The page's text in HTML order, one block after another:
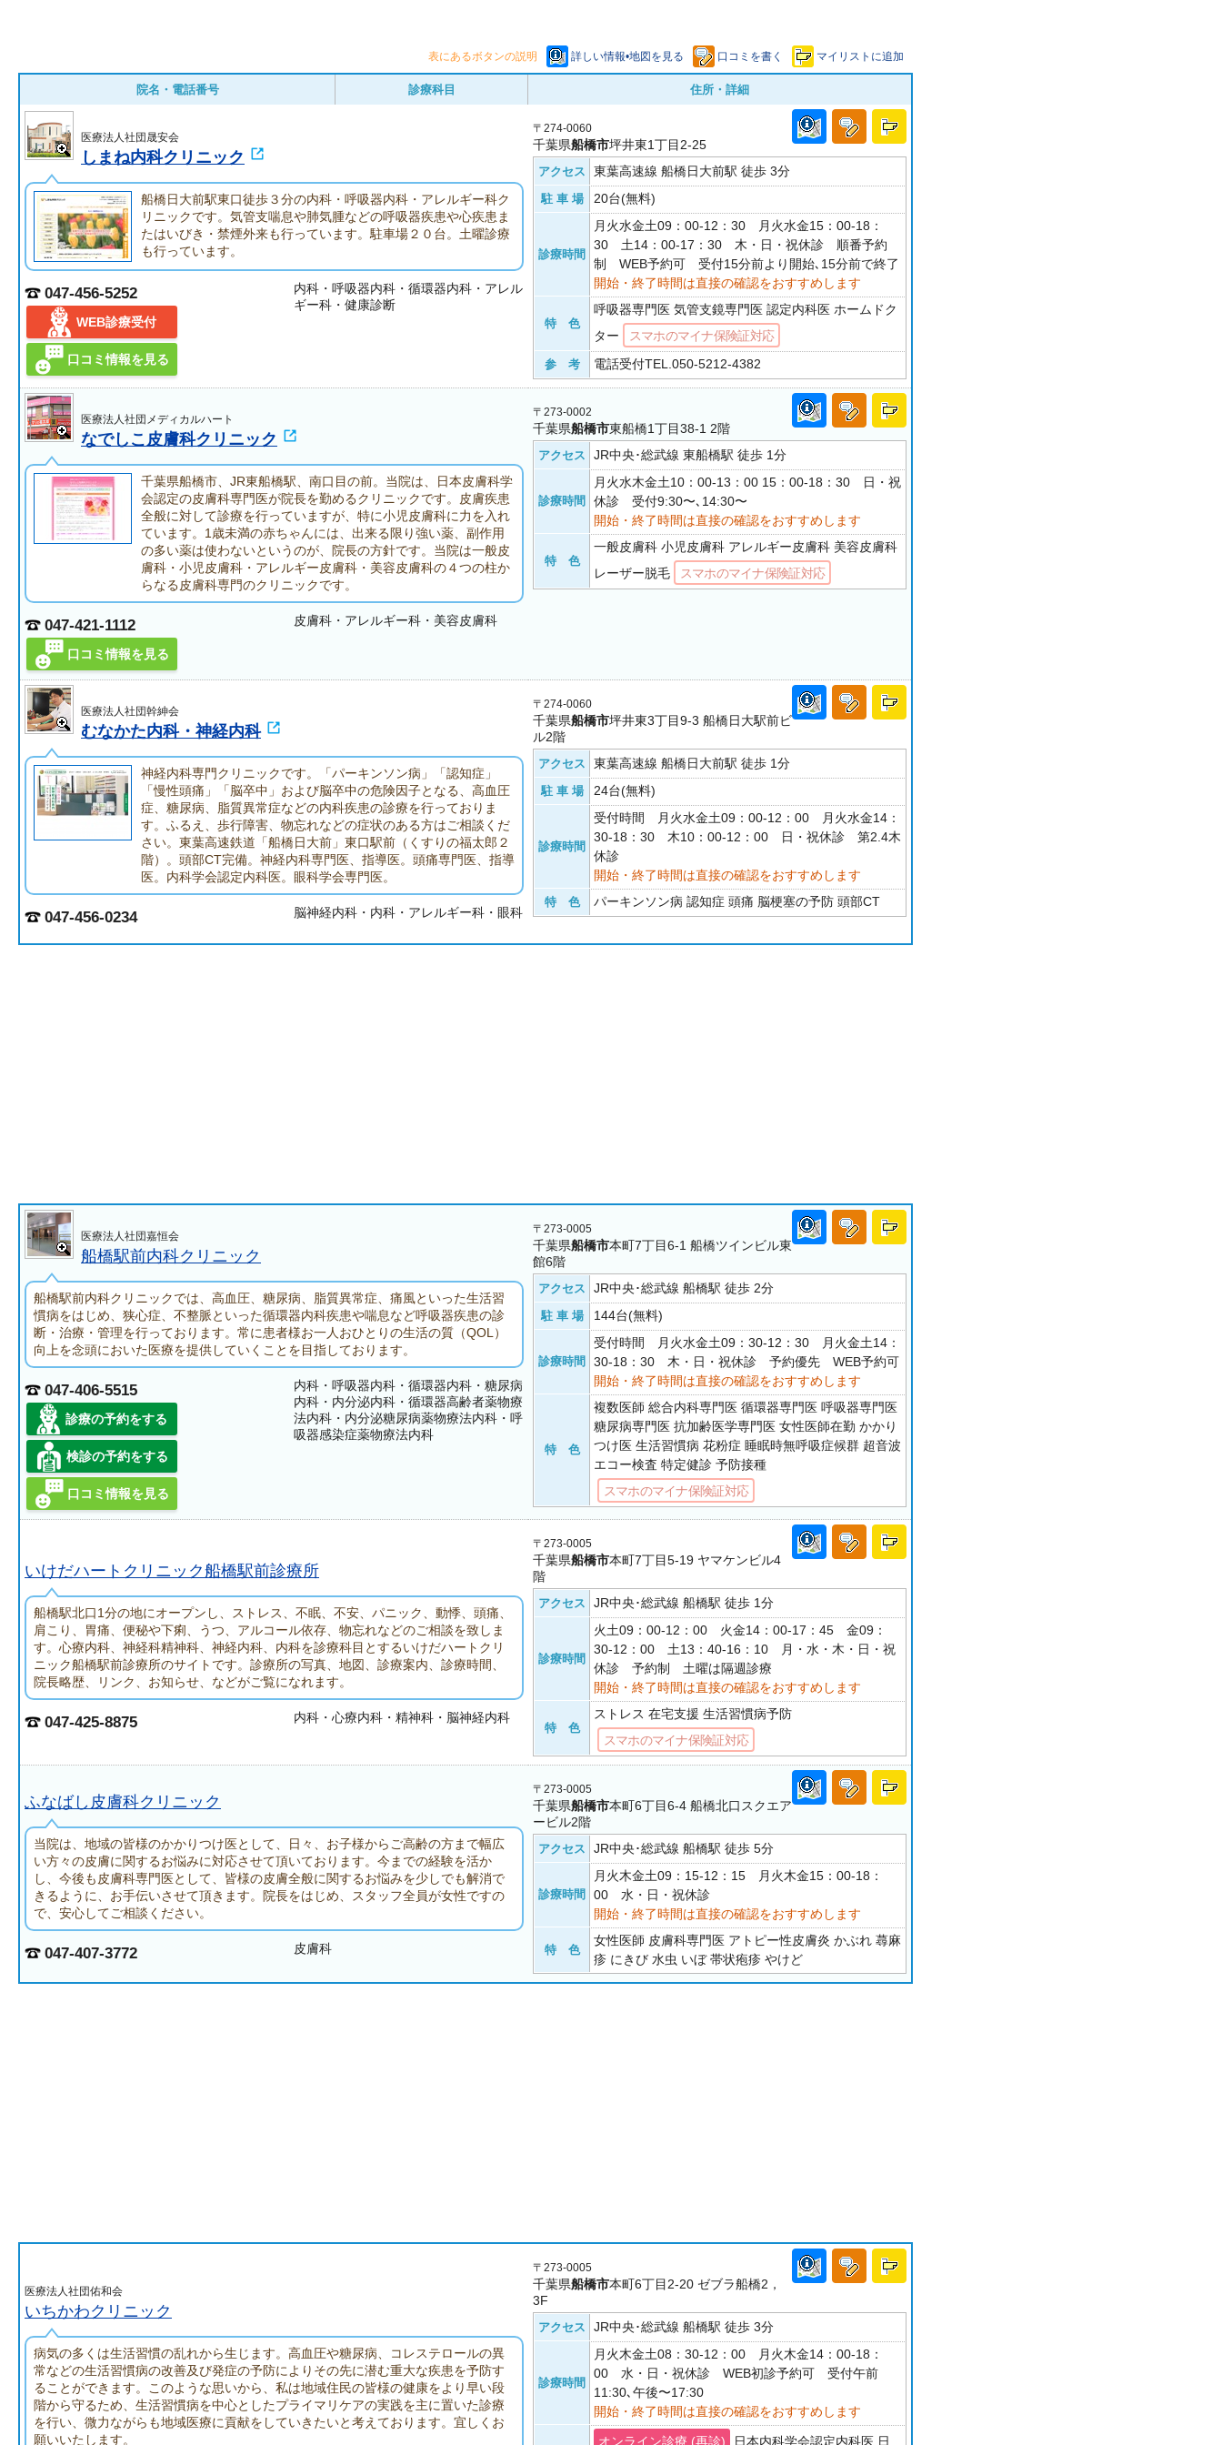
表にあるボタンの説明 詳しい情報•地図を見る 口コミを書く マイリストに追加
院名・電話番号 診療科目 住所・詳細
医療法人社団晟安会
しまね内科クリニック
船橋日大前駅東口徒歩３分の内科・呼吸器内科・アレルギー科ク
リニックです。気管支喘息や肺気腫などの呼吸器疾患や心疾患ま
たはいびき・禁煙外来も行っています。駐車場２０台。土曜診療
も行っています。
047-456-5252
WEB診療受付
口コミ情報を見る
内科・呼吸器内科・循環器内科・アレル
ギー科・健康診断
〒274-0060
千葉県船橋市坪井東1丁目2-25
アクセス 東葉高速線 船橋日大前駅 徒歩 3分
駐 車 場 20台(無料)
診療時間
月火水金土09：00-12：30 月火水金15：00-18：
30 土14：00-17：30 木・日・祝休診 順番予約
制 WEB予約可 受付15分前より開始､15分前で終了
開始・終了時間は直接の確認をおすすめします
特 色
呼吸器専門医 気管支鏡専門医 認定内科医 ホームドク
ター
スマホのマイナ保険証対応
参 考 電話受付TEL.050-5212-4382
医療法人社団メディカルハート
なでしこ皮膚科クリニック
千葉県船橋市、JR東船橋駅、南口目の前。当院は、日本皮膚科学
会認定の皮膚科専門医が院長を勤めるクリニックです。皮膚疾患
全般に対して診療を行っていますが、特に小児皮膚科に力を入れ
ています。1歳未満の赤ちゃんには、出来る限り強い薬、副作用
の多い薬は使わないというのが、院長の方針です。当院は一般皮
膚科・小児皮膚科・アレルギー皮膚科・美容皮膚科の４つの柱か
らなる皮膚科専門のクリニックです。
047-421-1112
口コミ情報を見る
皮膚科・アレルギー科・美容皮膚科
〒273-0002
千葉県船橋市東船橋1丁目38-1 2階
アクセス JR中央･総武線 東船橋駅 徒歩 1分
診療時間
月火水木金土10：00-13：00 15：00-18：30 日・祝
休診 受付9:30〜､14:30〜
開始・終了時間は直接の確認をおすすめします
特 色
一般皮膚科 小児皮膚科 アレルギー皮膚科 美容皮膚科
レーザー脱毛
スマホのマイナ保険証対応
医療法人社団幹紳会
むなかた内科・神経内科
神経内科専門クリニックです。「パーキンソン病」「認知症」
「慢性頭痛」「脳卒中」および脳卒中の危険因子となる、高血圧
症、糖尿病、脂質異常症などの内科疾患の診療を行っておりま
す。ふるえ、歩行障害、物忘れなどの症状のある方はご相談くだ
さい。東葉高速鉄道「船橋日大前」東口駅前（くすりの福太郎２
階）。頭部CT完備。神経内科専門医、指導医。頭痛専門医、指導
医。内科学会認定内科医。眼科学会専門医。
047-456-0234 脳神経内科・内科・アレルギー科・眼科
〒274-0060
千葉県船橋市坪井東3丁目9-3 船橋日大駅前ビ
ル2階
アクセス 東葉高速線 船橋日大前駅 徒歩 1分
駐 車 場 24台(無料)
診療時間
受付時間 月火水金土09：00-12：00 月火水金14：
30-18：30 木10：00-12：00 日・祝休診 第2.4木
休診
開始・終了時間は直接の確認をおすすめします
特 色 パーキンソン病 認知症 頭痛 脳梗塞の予防 頭部CT
医療法人社団嘉恒会
船橋駅前内科クリニック
船橋駅前内科クリニックでは、高血圧、糖尿病、脂質異常症、痛風といった生活習
慣病をはじめ、狭心症、不整脈といった循環器内科疾患や喘息など呼吸器疾患の診
断・治療・管理を行っております。常に患者様お一人おひとりの生活の質（QOL）
向上を念頭においた医療を提供していくことを目指しております。
047-406-5515
診療の予約をする
検診の予約をする
口コミ情報を見る
内科・呼吸器内科・循環器内科・糖尿病
内科・内分泌内科・循環器高齢者薬物療
法内科・内分泌糖尿病薬物療法内科・呼
吸器感染症薬物療法内科
〒273-0005
千葉県船橋市本町7丁目6-1 船橋ツインビル東
館6階
アクセス JR中央･総武線 船橋駅 徒歩 2分
駐 車 場 144台(無料)
診療時間
受付時間 月火水金土09：30-12：30 月火金土14：
30-18：30 木・日・祝休診 予約優先 WEB予約可
開始・終了時間は直接の確認をおすすめします
特 色
複数医師 総合内科専門医 循環器専門医 呼吸器専門医
糖尿病専門医 抗加齢医学専門医 女性医師在勤 かかり
つけ医 生活習慣病 花粉症 睡眠時無呼吸症候群 超音波
エコー検査 特定健診 予防接種
スマホのマイナ保険証対応
いけだハートクリニック船橋駅前診療所
船橋駅北口1分の地にオープンし、ストレス、不眠、不安、パニック、動悸、頭痛、
肩こり、胃痛、便秘や下痢、うつ、アルコール依存、物忘れなどのご相談を致しま
す。心療内科、神経科精神科、神経内科、内科を診療科目とするいけだハートクリ
ニック船橋駅前診療所のサイトです。診療所の写真、地図、診療案内、診療時間、
院長略歴、リンク、お知らせ、などがご覧になれます。
047-425-8875 内科・心療内科・精神科・脳神経内科
〒273-0005
千葉県船橋市本町7丁目5-19 ヤマケンビル4
階
アクセス JR中央･総武線 船橋駅 徒歩 1分
診療時間
火土09：00-12：00 火金14：00-17：45 金09：
30-12：00 土13：40-16：10 月・水・木・日・祝
休診 予約制 土曜は隔週診療
開始・終了時間は直接の確認をおすすめします
特 色
ストレス 在宅支援 生活習慣病予防
スマホのマイナ保険証対応
ふなばし皮膚科クリニック
当院は、地域の皆様のかかりつけ医として、日々、お子様からご高齢の方まで幅広
い方々の皮膚に関するお悩みに対応させて頂いております。今までの経験を活か
し、今後も皮膚科専門医として、皆様の皮膚全般に関するお悩みを少しでも解消で
きるように、お手伝いさせて頂きます。院長をはじめ、スタッフ全員が女性ですの
で、安心してご相談ください。
047-407-3772 皮膚科
〒273-0005
千葉県船橋市本町6丁目6-4 船橋北口スクエア
ービル2階
アクセス JR中央･総武線 船橋駅 徒歩 5分
診療時間
月火木金土09：15-12：15 月火木金15：00-18：
00 水・日・祝休診
開始・終了時間は直接の確認をおすすめします
特 色
女性医師 皮膚科専門医 アトピー性皮膚炎 かぶれ 蕁麻
疹 にきび 水虫 いぼ 帯状疱疹 やけど
医療法人社団佑和会
いちかわクリニック
病気の多くは生活習慣の乱れから生じます。高血圧や糖尿病、コレステロールの異
常などの生活習慣病の改善及び発症の予防によりその先に潜む重大な疾患を予防す
ることができます。このような思いから、私は地域住民の皆様の健康をより早い段
階から守るため、生活習慣病を中心としたプライマリケアの実践を主に置いた診療
を行い、微力ながらも地域医療に貢献をしていきたいと考えております。宜しくお
願いいたします。
〒273-0005
千葉県船橋市本町6丁目2-20 ゼブラ船橋2，
3F
アクセス JR中央･総武線 船橋駅 徒歩 3分
診療時間
月火木金土08：30-12：00 月火木金14：00-18：
00 水・日・祝休診 WEB初診予約可 受付午前
11:30､午後〜17:30
開始・終了時間は直接の確認をおすすめします
オンライン診療 (再診) 日本内科学会認定内科医 日